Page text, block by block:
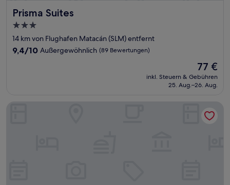
Prisma Suites
Prisma Suites
3.0-
Sterne-
Unterkunft
14 km von Flughafen Matacán (SLM) entfernt
9.4
9,4/10 Außergewöhnlich (89 Bewertungen)
Der
Preis
beträgt
77 €
inkl. Steuern & Gebühren
25. Aug.–26. Aug.
El Mirador del Poeta